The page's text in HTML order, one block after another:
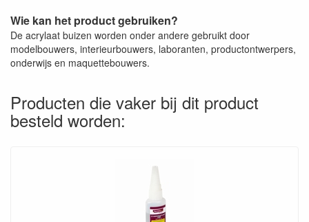
Wie kan het product gebruiken?
De acrylaat buizen worden onder andere gebruikt door
modelbouwers, interieurbouwers, laboranten, productontwerpers,
onderwijs en maquettebouwers.
Producten die vaker bij dit product
besteld worden: